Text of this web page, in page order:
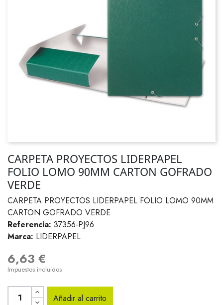
CARPETA PROYECTOS LIDERPAPEL
FOLIO LOMO 90MM CARTON GOFRADO
VERDE
CARPETA PROYECTOS LIDERPAPEL FOLIO LOMO 90MM
CARTON GOFRADO VERDE
Referencia: 37356-PJ96
Marca: LIDERPAPEL
6,63 €
Impuestos incluidos
Añadir al carrito